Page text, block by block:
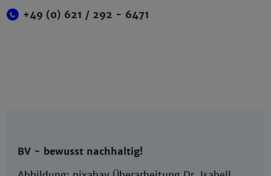
+49 (0) 621 / 292 - 6471
BV - bewusst nachhaltig!